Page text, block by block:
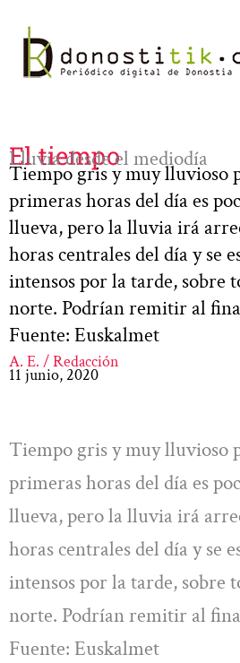
contenido
El tiempo
Lluvia desde el mediodía
Tiempo gris y muy lluvioso
primeras horas del día es
llueva, pero la lluvia irá
horas centrales del día y se
intensos por la tarde, sobre
norte. Podrían remitir al
Fuente: Euskalmet
A. E. / Redacción
11 junio, 2020
Tiempo gris y muy lluvioso
primeras horas del día es
llueva, pero la lluvia irá
horas centrales del día y se
intensos por la tarde, sobre
norte. Podrían remitir al
Fuente: Euskalmet